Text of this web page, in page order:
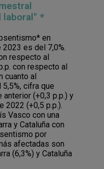
laboral" *
en
es del 7,0%.
respecto al
con respecto al
cuanto al
cifra que
(+0,3 p.p.) y
2022 (+0,5 p.p.).
Vasco con una
y Cataluña con
por
afectadas son
(6,3%) y Cataluña